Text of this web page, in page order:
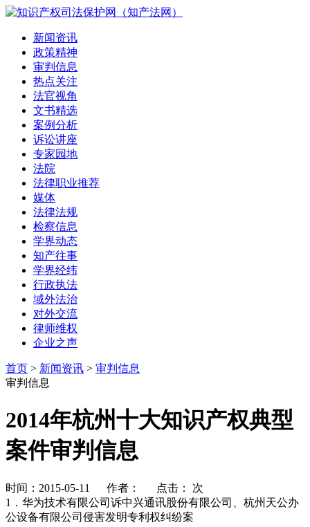
新闻资讯
政策精神
审判信息
热点关注
法官视角
文书精选
案例分析
诉讼讲座
专家园地
法院
法律职业推荐
媒体
法律法规
检察信息
学界动态
知产往事
学界经纬
行政执法
域外法治
对外交流
律师维权
企业之声
首页 > 新闻资讯 > 审判信息
审判信息
2014年杭州十大知识产权典型
案件审判信息
时间：2015-05-11 作者： 点击：
次
1．华为技术有限公司诉中兴通讯股份有限公司、杭州天公办
公设备有限公司侵害发明专利权纠纷案